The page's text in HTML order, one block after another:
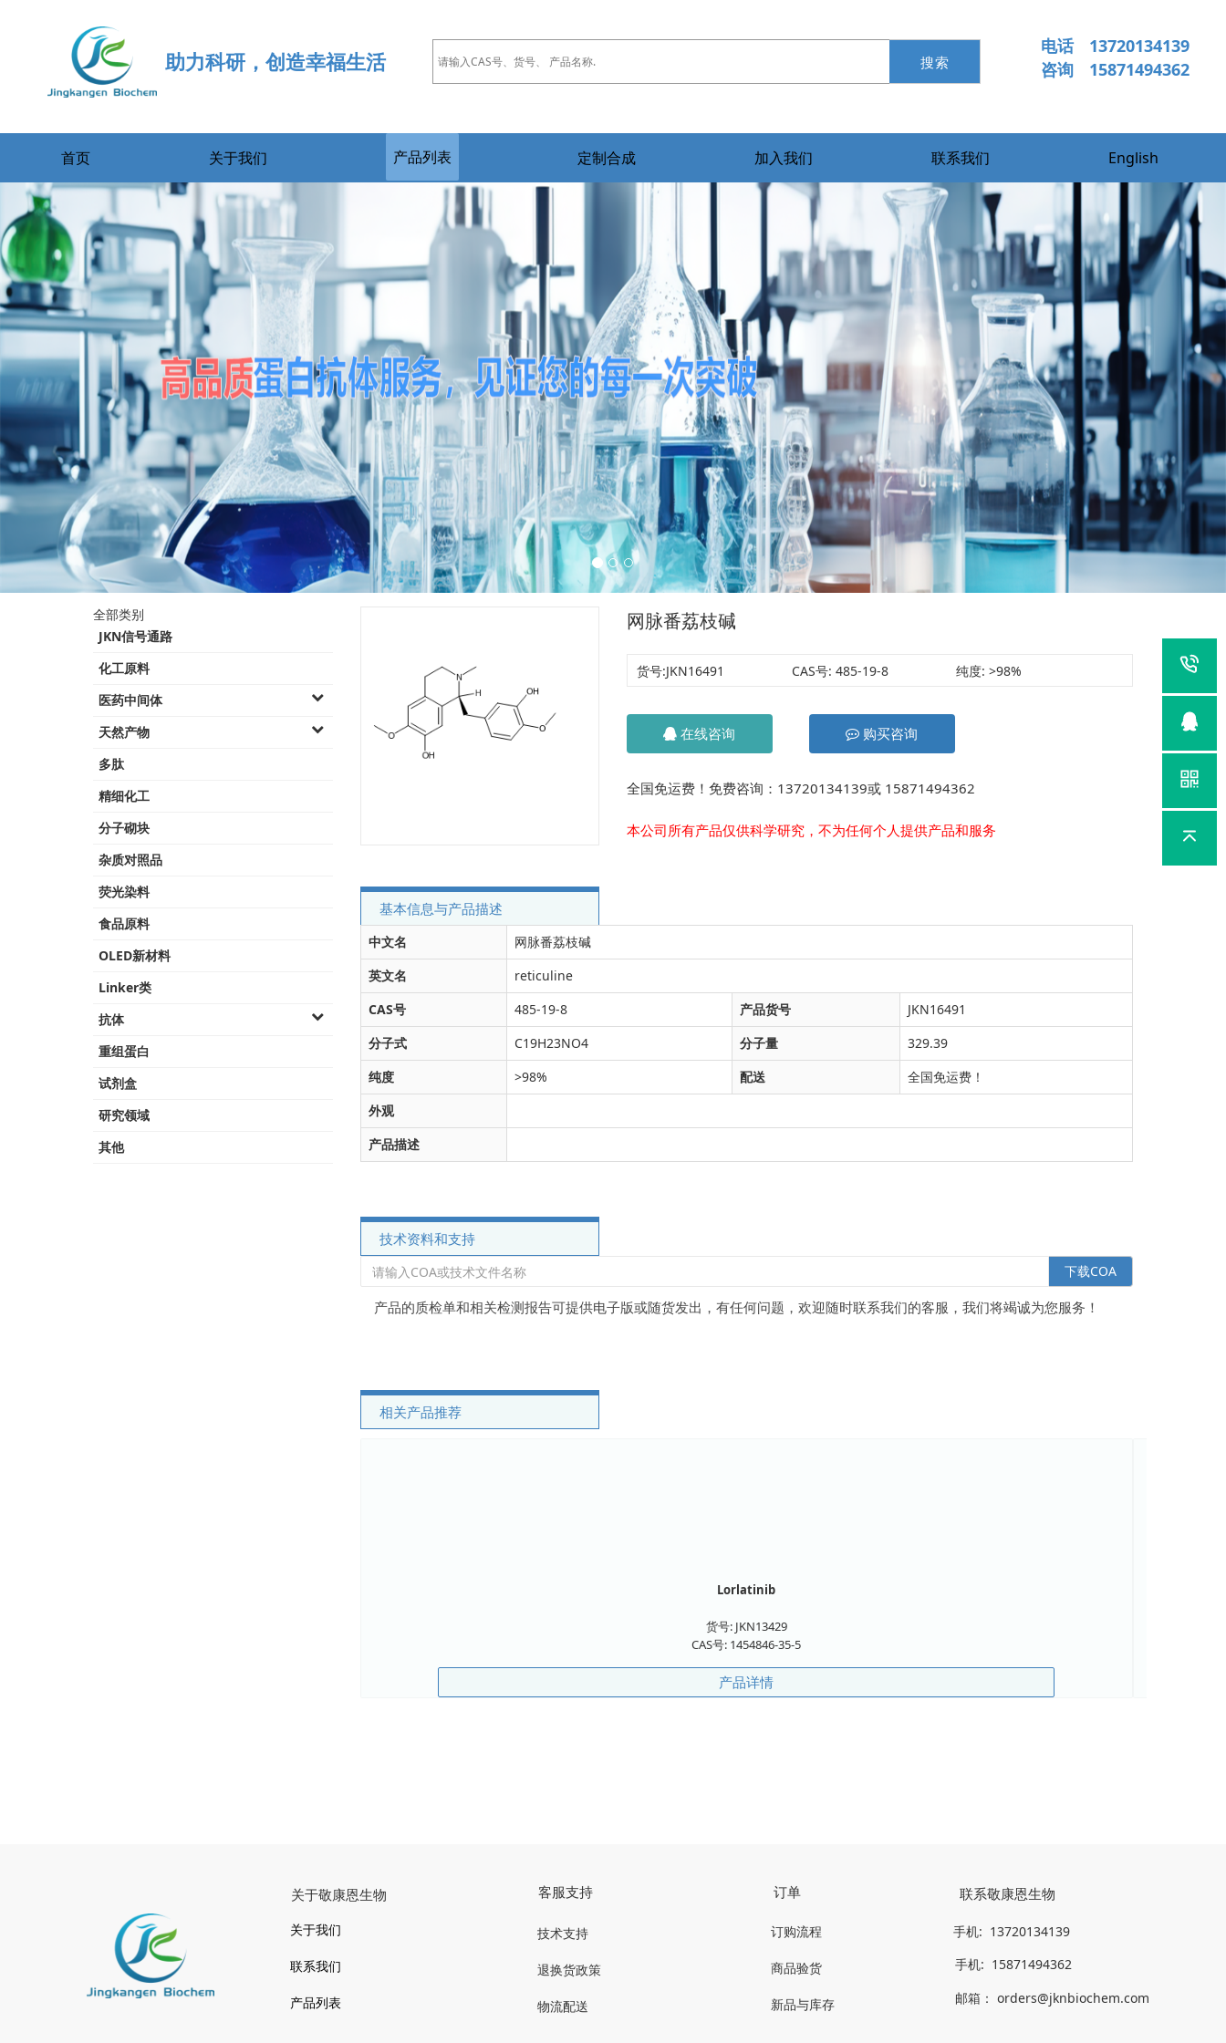
助力科研，创造幸福生活
电话
13720134139
15871494362
首页 关于我们 产品列表 定制合成 加入我们 联系我们 English
全部类别
JKN信号通路
化工原料
医药中间体
天然产物
多肽
精细化工
分子砌块
杂质对照品
荧光染料
食品原料
OLED新材料
Linker类
抗体
重组蛋白
试剂盒
研究领域
其他
网脉番荔枝碱
货号:JKN16491 CAS号: 485-19-8 纯度: >98%
在线咨询 购买咨询
全国免运费！免费咨询：13720134139或 15871494362
本公司所有产品仅供科学研究，不为任何个人提供产品和服务
基本信息与产品描述
中文名
网脉番荔枝碱
英文名
reticuline
CAS号
485-19-8 产品货号
JKN16491
分子式
C19H23NO4 分子量
329.39
纯度
>98% 配送
全国免运费！
外观
产品描述
技术资料和支持
下载COA
产品的质检单和相关检测报告可提供电子版或随货发出，有任何问题，欢迎随时联系我们的客服，我们将竭诚为您服务！
相关产品推荐
Lorlatinib
货号: JKN13429
CAS号: 1454846-35-5
产品详情
关于敬康恩生物 客服支持 订单 联系敬康恩生物
关于我们
联系我们
产品列表
技术支持
退换货政策
物流配送
订购流程
商品验货
新品与库存
手机: 13720134139
手机: 15871494362
邮箱：